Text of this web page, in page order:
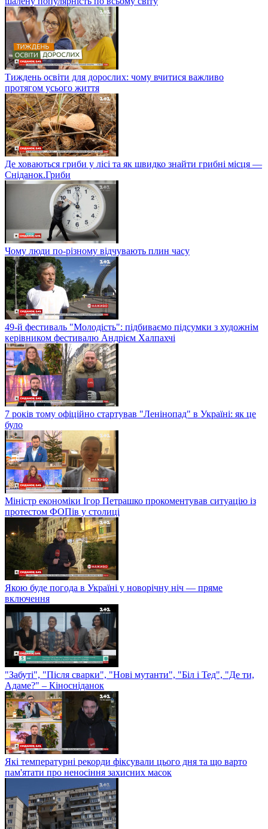
Тиждень освіти для дорослих: чому вчитися важливо
протягом усього життя
Де ховаються гриби у лісі та як швидко знайти грибні місця —
Сніданок.Гриби
Чому люди по-різному відчувають плин часу
49-й фестиваль "Молодість": підбиваємо підсумки з художнім
керівником фестивалю Андрієм Халпахчі
7 років тому офіційно стартував "Ленінопад" в Україні: як це
було
Міністр економіки Ігор Петрашко прокоментував ситуацію із
протестом ФОПів у столиці
Якою буде погода в Україні у новорічну ніч — пряме
включення
"Забуті", "Після сварки", "Нові мутанти", "Біл і Тед", "Де ти,
Адаме?" – Кіносніданок
Які температурні рекорди фіксували цього дня та що варто
пам'ятати про неносіння захисних масок